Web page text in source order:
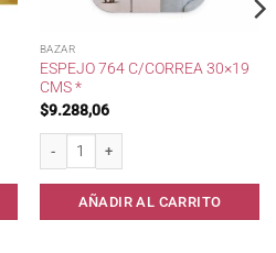
BAZAR
ESPEJO 764 C/CORREA 30×19
CMS *
$9.288,06
AÑADIR AL CARRITO